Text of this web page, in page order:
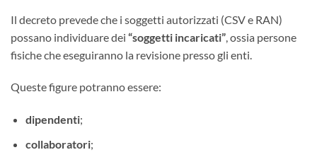
Il decreto prevede che i soggetti autorizzati (CSV e RAN)
possano individuare dei “soggetti incaricati” , ossia persone
fisiche che eseguiranno la revisione presso gli enti.
Queste figure potranno essere:
dipendenti;
collaboratori;